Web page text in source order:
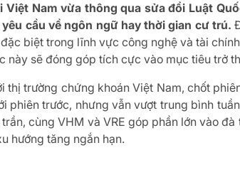
Việt Nam vừa thông qua sửa đổi Luật
cầu về ngôn ngữ hay thời gian cư trú.
biệt trong lĩnh vực công nghệ và tài
này sẽ đóng góp tích cực vào mục tiêu trở
thị trường chứng khoán Việt Nam, chốt
phiên trước, nhưng vẫn vượt trung bình
cùng VHM và VRE góp phần lớn vào
hướng tăng ngắn hạn.